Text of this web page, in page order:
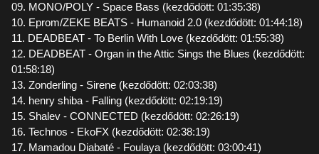
09. MONO/POLY - Space Bass (kezdődött: 01:35:38)
10. Eprom/ZEKE BEATS - Humanoid 2.0 (kezdődött: 01:44:18)
11. DEADBEAT - To Berlin With Love (kezdődött: 01:55:38)
12. DEADBEAT - Organ in the Attic Sings the Blues (kezdődött:
01:58:18)
13. Zonderling - Sirene (kezdődött: 02:03:38)
14. henry shiba - Falling (kezdődött: 02:19:19)
15. Shalev - CONNECTED (kezdődött: 02:26:19)
16. Technos - EkoFX (kezdődött: 02:38:19)
17. Mamadou Diabaté - Foulaya (kezdődött: 03:00:41)